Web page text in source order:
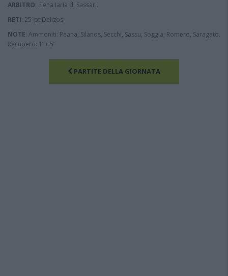
ARBITRO: Elena Iaria di Sassari.
RETI: 25’ pt Delizos.
NOTE: Ammoniti: Peana, Silanos, Secchi, Sassu, Soggia, Romero, Saragato.
Recupero: 1’ + 5’
PARTITE DELLA GIORNATA